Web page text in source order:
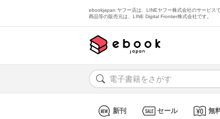
ebookjapan ヤフー店は、LINEヤフー株式会社のサービス
商品等の販売元は、LINE Digital Frontier株式会社です。
新刊 セール 無